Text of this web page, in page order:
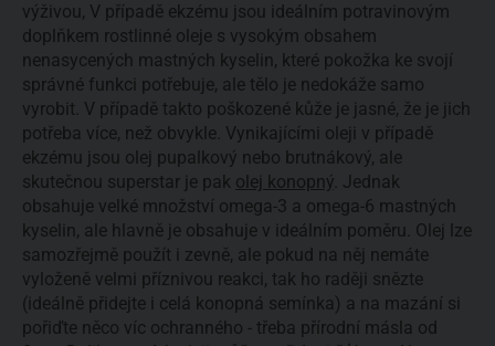
výživou, V případě ekzému jsou ideálním potravinovým
doplňkem rostlinné oleje s vysokým obsahem
nenasycených mastných kyselin, které pokožka ke svojí
správné funkci potřebuje, ale tělo je nedokáže samo
vyrobit. V případě takto poškozené kůže je jasné, že je jich
potřeba více, než obvykle. Vynikajícími oleji v případě
ekzému jsou olej pupalkový nebo brutnákový, ale
skutečnou superstar je pak olej konopný . Jednak
obsahuje velké množství omega-3 a omega-6 mastných
kyselin, ale hlavně je obsahuje v ideálním poměru. Olej lze
samozřejmě použít i zevně, ale pokud na něj nemáte
vyloženě velmi příznivou reakci, tak ho raději snězte
(ideálně přidejte i celá konopná semínka) a na mazání si
pořiďte něco víc ochranného - třeba přírodní másla od